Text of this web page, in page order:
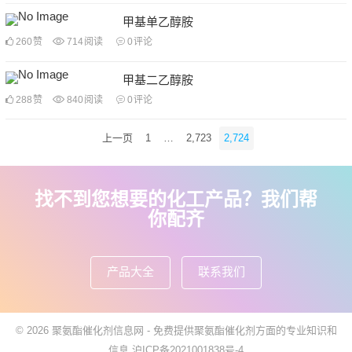
甲基单乙醇胺
260 赞 714阅读 0评论
甲基二乙醇胺
288 赞 840 阅读 0评论
导
上一页 1 … 2,723 2,724
找不到您想要的化工产品？我们帮
你配齐
产品大全 联系我们
© 2026 聚氨酯催化剂信息网 - 免费提供聚氨酯催化剂方面的专业知识和